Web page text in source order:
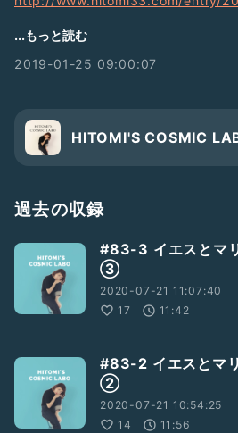
ご質問やメッセージはこちらからど
#ひとり語り #スピリチュアル
...もっと読む
2019-01-25 09:00:07
HITOMI'S COSMIC
過去の収録
#83-3 イエスとマ
③
2020-07-21 11:07:40
17
11:42
#83-2 イエスとマ
②
2020-07-21 10:54:25
14
11:56